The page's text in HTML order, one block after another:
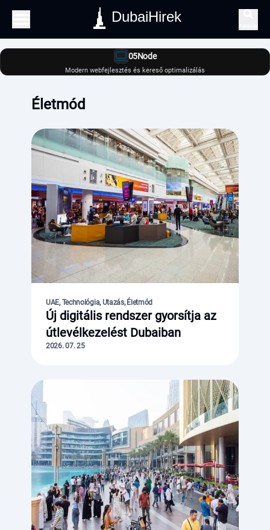
DubaiHirek
05Node
Modern webfejlesztés és kereső optimalizálás
Életmód
UAE, Technológia, Utazás, Életmód
Új digitális rendszer gyorsítja az
útlevélkezelést Dubaiban
2026. 07. 25